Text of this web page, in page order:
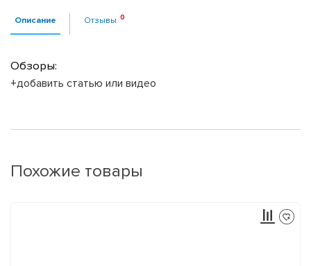
Описание Отзывы
Обзоры:
+добавить статью или видео
Похожие товары